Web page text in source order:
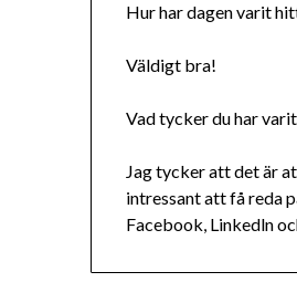
Hur har dagen varit
Väldigt bra!
Vad tycker du har
Jag tycker att det är
intressant att få reda
Facebook, Linkedln